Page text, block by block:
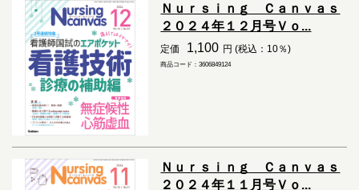
Ｎｕｒｓｉｎｇ Ｃａｎｖａｓ
２０２４年１２月号Ｖｏ...
定価 1,100 円 (税込：10％)
商品コード：3606849124
Ｎｕｒｓｉｎｇ Ｃａｎｖａｓ
２０２４年１１月号Ｖｏ...